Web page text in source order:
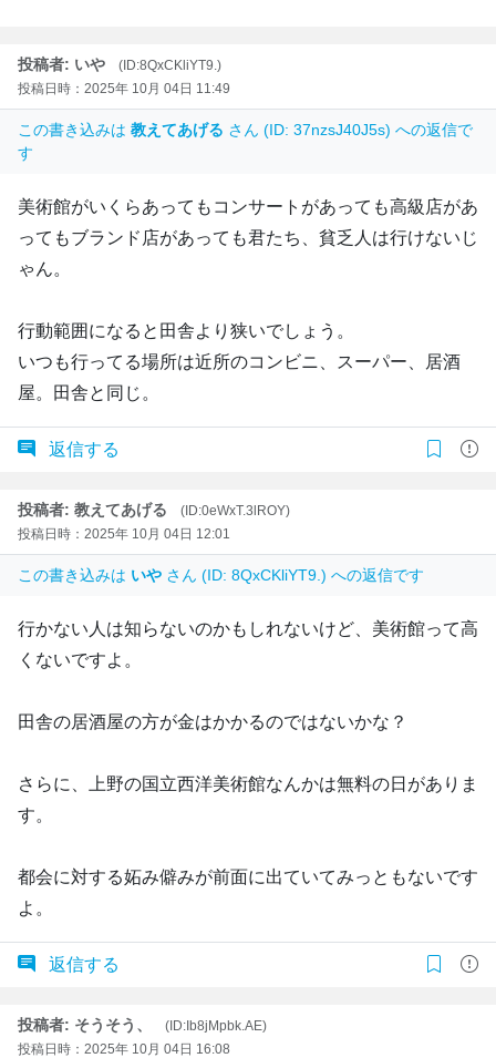
投稿者: いや
(ID:8QxCKliYT9.)
投稿日時：2025年 10月 04日 11:49
この書き込みは 教えてあげる さん (ID: 37nzsJ40J5s) への返信で
す
美術館がいくらあってもコンサートがあっても高級店があ
ってもブランド店があっても君たち、貧乏人は行けないじ
ゃん。
行動範囲になると田舎より狭いでしょう。
いつも行ってる場所は近所のコンビニ、スーパー、居酒
屋。田舎と同じ。
返信する
投稿者: 教えてあげる
(ID:0eWxT.3lROY)
投稿日時：2025年 10月 04日 12:01
この書き込みは いや さん (ID: 8QxCKliYT9.) への返信です
行かない人は知らないのかもしれないけど、美術館って高
くないですよ。
田舎の居酒屋の方が金はかかるのではないかな？
さらに、上野の国立西洋美術館なんかは無料の日がありま
す。
都会に対する妬み僻みが前面に出ていてみっともないです
よ。
返信する
投稿者: そうそう、
(ID:Ib8jMpbk.AE)
投稿日時：2025年 10月 04日 16:08